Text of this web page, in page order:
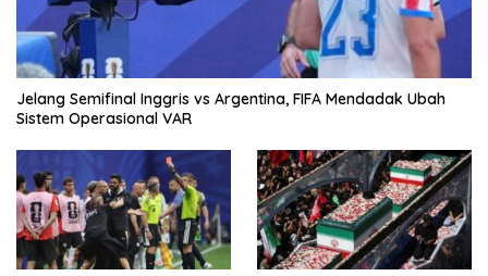
Jelang Semifinal Inggris vs Argentina, FIFA Mendadak Ubah
Sistem Operasional VAR